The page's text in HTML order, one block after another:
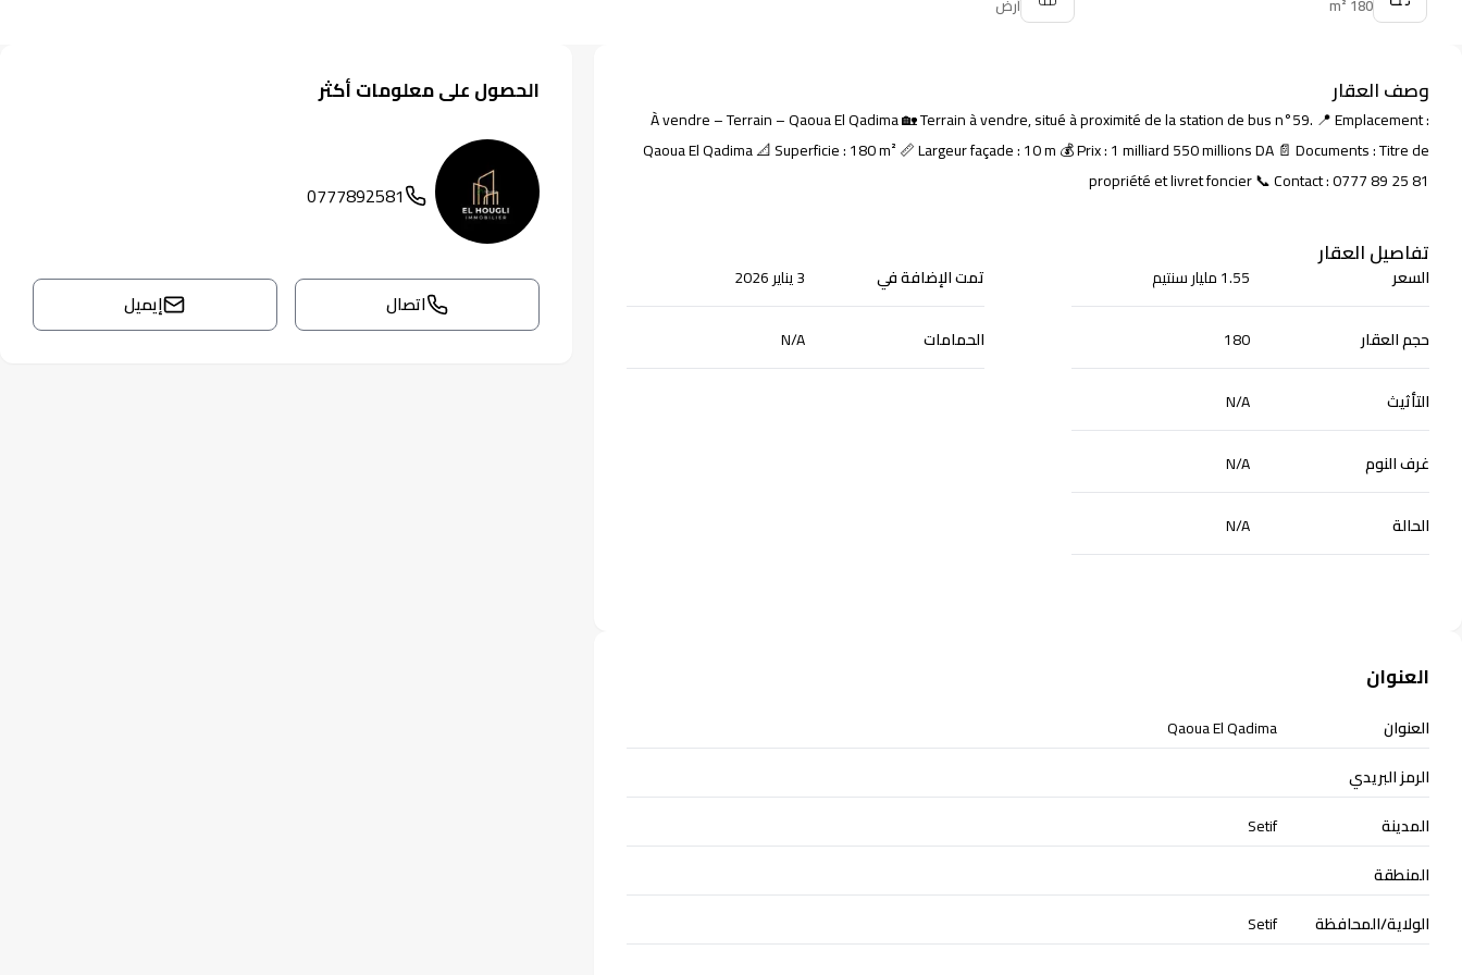
وصف العقار
À vendre – Terrain – Qaoua El Qadima 🏡 Terrain à vendre, situé à proximité de la station de bus n°59. 📍 Emplacement :
Qaoua El Qadima 📐 Superficie : 180 m² 📏 Largeur façade : 10 m 💰 Prix : 1 milliard 550 millions DA 📄 Documents : Titre de
propriété et livret foncier 📞 Contact : 0777 89 25 81
تفاصيل العقار
السعر 1.55 مليار سنتيم تمت الإضافة في 3 يناير 2026
حجم العقار 180
الحالة N/A
غرف النوم N/A
الحمامات N/A
التأثيث N/A
العنوان
العنوان
Qaoua El Qadima
الرمز البريدي
المدينة
Setif
المنطقة
الولاية/المحافظة
Setif
الحصول على معلومات أكثر
0777892581
اتصال إيميل